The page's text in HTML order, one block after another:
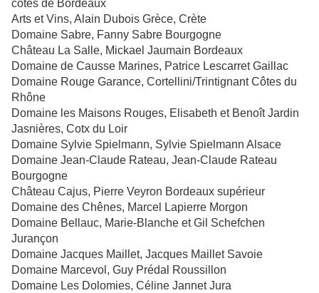
côtes de Bordeaux
Arts et Vins, Alain Dubois Grèce, Crète
Domaine Sabre, Fanny Sabre Bourgogne
Château La Salle, Mickael Jaumain Bordeaux
Domaine de Causse Marines, Patrice Lescarret Gaillac
Domaine Rouge Garance, Cortellini/Trintignant Côtes du
Rhône
Domaine les Maisons Rouges, Elisabeth et Benoît Jardin
Jasnières, Cotx du Loir
Domaine Sylvie Spielmann, Sylvie Spielmann Alsace
Domaine Jean-Claude Rateau, Jean-Claude Rateau
Bourgogne
Château Cajus, Pierre Veyron Bordeaux supérieur
Domaine des Chênes, Marcel Lapierre Morgon
Domaine Bellauc, Marie-Blanche et Gil Schefchen
Jurançon
Domaine Jacques Maillet, Jacques Maillet Savoie
Domaine Marcevol, Guy Prédal Roussillon
Domaine Les Dolomies, Céline Jannet Jura